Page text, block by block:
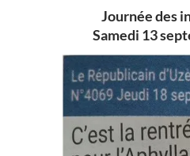
Journée des
Samedi 13